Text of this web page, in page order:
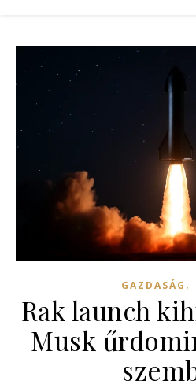
GAZDASÁG ,
Rak launch
Musk